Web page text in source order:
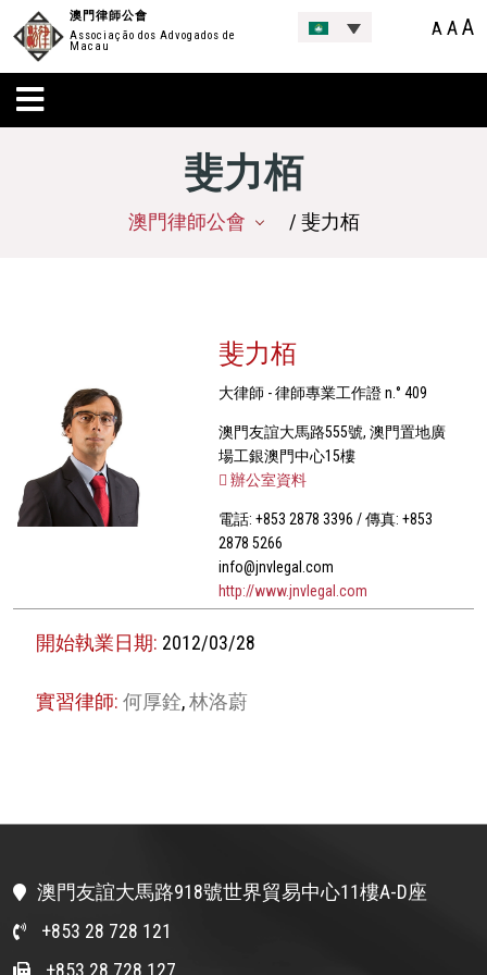
澳門律師公會
Associação dos Advogados de
Macau
A AA
斐力栢
澳門律師公會 / 斐力栢
斐力栢
大律師 - 律師專業工作證 n.° 409
澳門友誼大馬路555號, 澳門置地廣
場工銀澳門中心15樓
辦公室資料
電話: +853 2878 3396 / 傳真: +853
2878 5266
info@jnvlegal.com
http://www.jnvlegal.com
開始執業日期: 2012/03/28
實習律師:何厚銓,林洛蔚
澳門友誼大馬路918號世界貿易中心11樓A-D座
+853 28 728 121
+853 28 728 127